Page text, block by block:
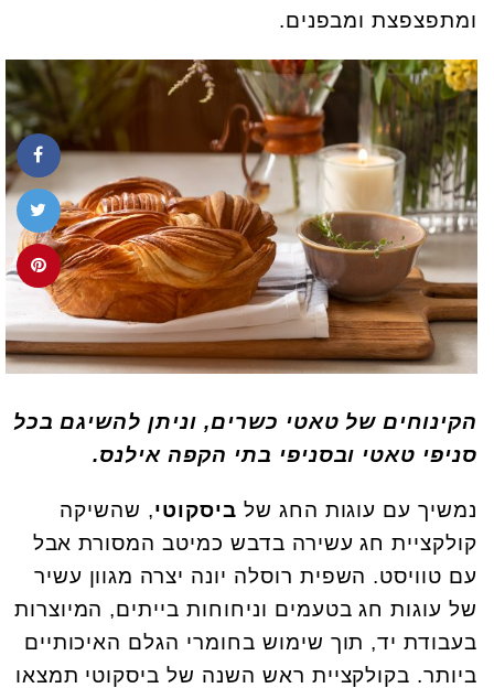
ומתפצפצת ומבפנים.
הקינוחים של טאטי כשרים, וניתן להשיגם בכל
סניפי טאטי ובסניפי בתי הקפה אילנס.
נמשיך עם עוגות החג של ביסקוטי, שהשיקה
קולקציית חג עשירה בדבש כמיטב המסורת אבל
עם טוויסט. השפית רוסלה יונה יצרה מגוון עשיר
של עוגות חג בטעמים וניחוחות בייתים, המיוצרות
בעבודת יד, תוך שימוש בחומרי הגלם האיכותיים
ביותר. בקולקציית ראש השנה של ביסקוטי תמצאו